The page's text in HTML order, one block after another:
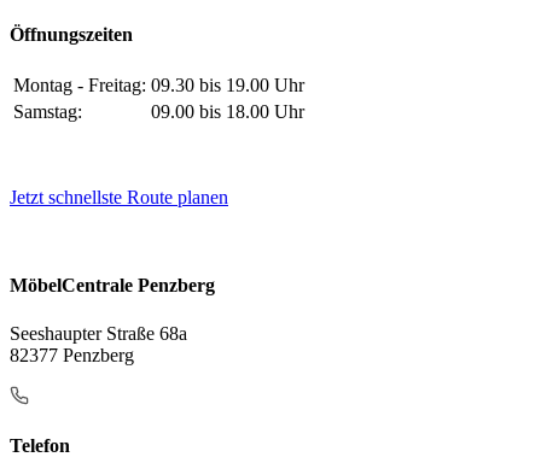
Öffnungszeiten
Montag - Freitag: 09.30 bis 19.00 Uhr
Samstag:
09.00 bis 18.00 Uhr
Jetzt schnellste Route planen
MöbelCentrale Penzberg
Seeshaupter Straße 68a
82377 Penzberg
Telefon